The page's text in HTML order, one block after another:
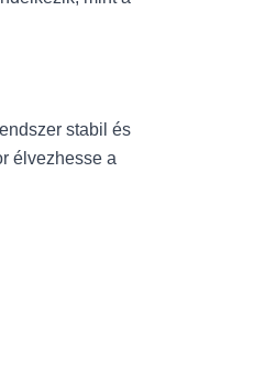
stabil és
élvezhesse a